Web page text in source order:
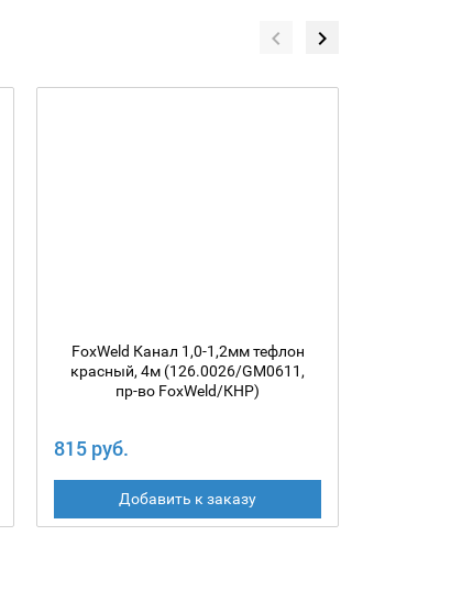
FoxWeld Канал 1,0-1,2мм тефлон
красный, 4м (126.0026/GM0611,
пр-во FoxWeld/КНР)
815 руб.
Добавить к заказу